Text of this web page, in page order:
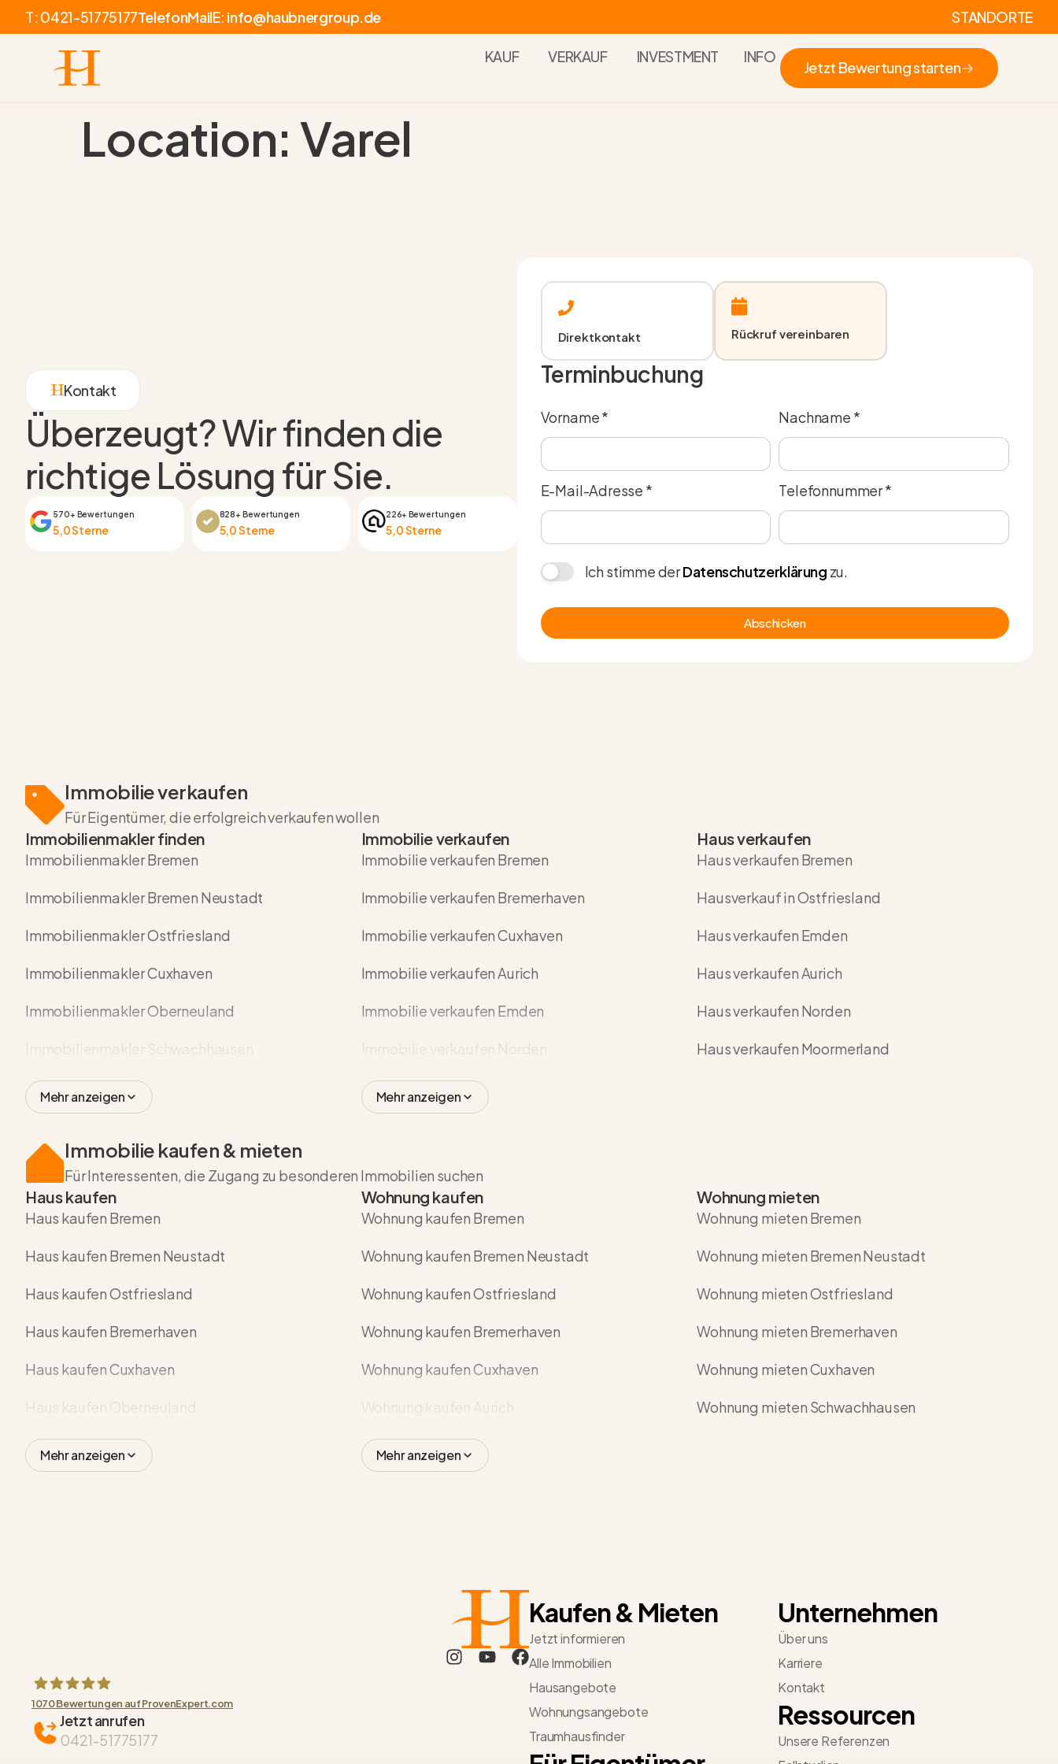
T: 0421-51775177TelefonMailE: info@haubnergroup.de STANDORTE
KAUF VERKAUF INVESTMENT INFO
Jetzt Bewertung starten
Location: Varel
Kontakt
Überzeugt? Wir finden die
richtige Lösung für Sie.
570+ Bewertungen
5,0 Sterne
828+ Bewertungen
5,0 Sterne
226+ Bewertungen
5,0 Sterne
Direktkontakt Rückruf vereinbaren
Terminbuchung
Vorname * Nachname *
E-Mail-Adresse * Telefonnummer *
Ich stimme derDatenschutzerklärung zu.
Abschicken
Immobilie verkaufen
Für Eigentümer, die erfolgreich verkaufen wollen
Immobilienmakler finden
Immobilienmakler Bremen
Immobilienmakler Bremen Neustadt
Immobilienmakler Ostfriesland
Immobilienmakler Cuxhaven
Immobilienmakler Oberneuland
Immobilienmakler Schwachhausen
Mehr anzeigen
Immobilie verkaufen
Immobilie verkaufen Bremen
Immobilie verkaufen Bremerhaven
Immobilie verkaufen Cuxhaven
Immobilie verkaufen Aurich
Immobilie verkaufen Emden
Immobilie verkaufen Norden
Mehr anzeigen
Haus verkaufen
Haus verkaufen Bremen
Hausverkauf in Ostfriesland
Haus verkaufen Emden
Haus verkaufen Aurich
Haus verkaufen Norden
Haus verkaufen Moormerland
Immobilie kaufen & mieten
Für Interessenten, die Zugang zu besonderen Immobilien suchen
Haus kaufen
Haus kaufen Bremen
Haus kaufen Bremen Neustadt
Haus kaufen Ostfriesland
Haus kaufen Bremerhaven
Haus kaufen Cuxhaven
Haus kaufen Oberneuland
Mehr anzeigen
Wohnung kaufen
Wohnung kaufen Bremen
Wohnung kaufen Bremen Neustadt
Wohnung kaufen Ostfriesland
Wohnung kaufen Bremerhaven
Wohnung kaufen Cuxhaven
Wohnung kaufen Aurich
Mehr anzeigen
Wohnung mieten
Wohnung mieten Bremen
Wohnung mieten Bremen Neustadt
Wohnung mieten Ostfriesland
Wohnung mieten Bremerhaven
Wohnung mieten Cuxhaven
Wohnung mieten Schwachhausen
HAUBNER GROUP Immobilien GmbH
1070Bewertungen auf ProvenExpert.com
Jetzt anrufen
0421-51775177
Kaufen & Mieten
Jetzt informieren
Alle Immobilien
Hausangebote
Wohnungsangebote
Traumhausfinder
Unternehmen
Über uns
Karriere
Kontakt
Ressourcen
Unsere Referenzen